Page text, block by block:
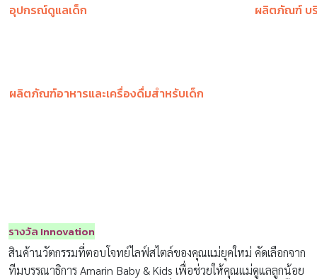
อุปกรณ์ดูแลเด็ก ผลิตภัณฑ์ บ
ผลิตภัณฑ์อาหารและเครื่องดื่มสำหรับเด็ก
รางวัล Innovation
สินค้านวัตกรรมที่ตอบโจทย์ไลฟ์สไตล์ของคุณแม่ยุคใหม่ คัดเลือกจาก
ทีมบรรณาธิการ Amarin Baby & Kids เพื่อช่วยให้คุณแม่ดูแลลูกน้อย